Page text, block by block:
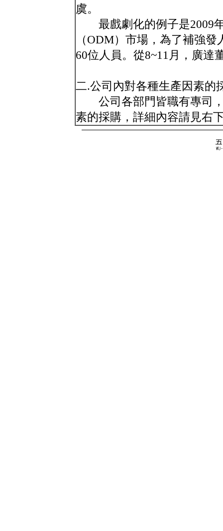
虞。
最戲劇化的例子是2009年
（ODM）市場，為了補強
60位人員。從8~11月，廣達
二.公司內對各種生產因素的
公司各部門皆職有專司，
素的採購，詳細內容請見右